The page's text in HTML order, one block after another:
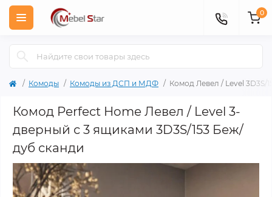
0
Комоды Комоды из ДСП и МДФ Комод Левел / Level 3D3S/
Комод Perfect Home Левел / Level 3-
дверный с 3 ящиками 3D3S/153 Беж/
дуб сканди